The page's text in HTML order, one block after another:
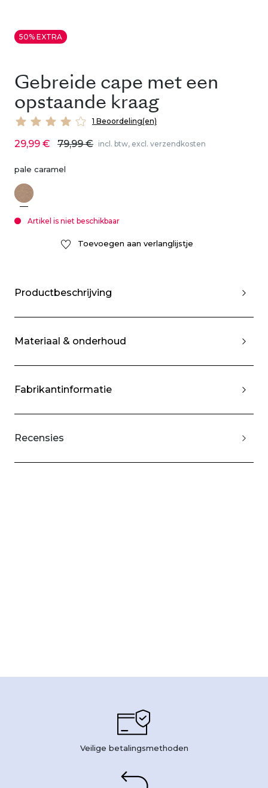
50% EXTRA
Gebreide cape met een
opstaande kraag
1 Beoordeling(en)
29,99 € 79,99 € incl. btw, excl. verzendkosten
pale caramel
Artikel is niet beschikbaar
Toevoegen aan verlanglijstje
Productbeschrijving
Materiaal & onderhoud
Fabrikantinformatie
Recensies
Veilige betalingsmethoden